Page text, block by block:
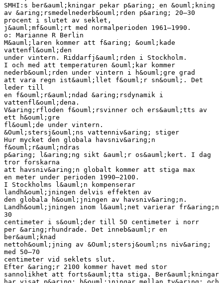
SMHI:s ber&auml;kningar pekar p&aring; en &ouml;kning
av &aring;rsmedelnederb&ouml;rden p&aring; 20–30
procent i slutet av seklet,
j&auml;mf&ouml;rt med normalperioden 1961–1990.
o: Marianne R Berlin
M&auml;laren kommer att f&aring; &ouml;kade
vattenfl&ouml;den
under vintern. Riddarfj&auml;rden i Stockholm.
I och med att temperaturen &ouml;kar kommer
nederb&ouml;rden under vintern i h&ouml;gre grad
att vara regn ist&auml;llet f&ouml;r sn&ouml;. Det
leder till
en f&ouml;r&auml;ndad &aring;rsdynamik i
vattenfl&ouml;dena.
V&aring;rfloden f&ouml;rsvinner och ers&auml;tts av
ett h&ouml;gre
fl&ouml;de under vintern.
&Ouml;stersj&ouml;ns vattenniv&aring; stiger
Hur mycket den globala havsniv&aring;n
f&ouml;r&auml;ndras
p&aring; l&aring;ng sikt &auml;r os&auml;kert. I dag
tror forskarna
att havsniv&aring;n globalt kommer att stiga max
en meter under perioden 1990–2100.
I Stockholms l&auml;n kompenserar
landh&ouml;jningen delvis effekten av
den globala h&ouml;jningen av havsniv&aring;n.
Landh&ouml;jningen inom l&auml;net varierar fr&aring;n
30
centimeter i s&ouml;der till 50 centimeter i norr
per &aring;rhundrade. Det inneb&auml;r en
ber&auml;knad
nettoh&ouml;jning av &Ouml;stersj&ouml;ns niv&aring;
med 50–70
centimeter vid seklets slut.
Efter &aring;r 2100 kommer havet med stor
sannolikhet att forts&auml;tta stiga. Ber&auml;kningar